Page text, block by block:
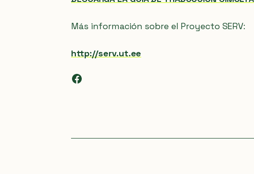
Más información sobre el Proyecto SERV:
http://serv.ut.ee
Facebook